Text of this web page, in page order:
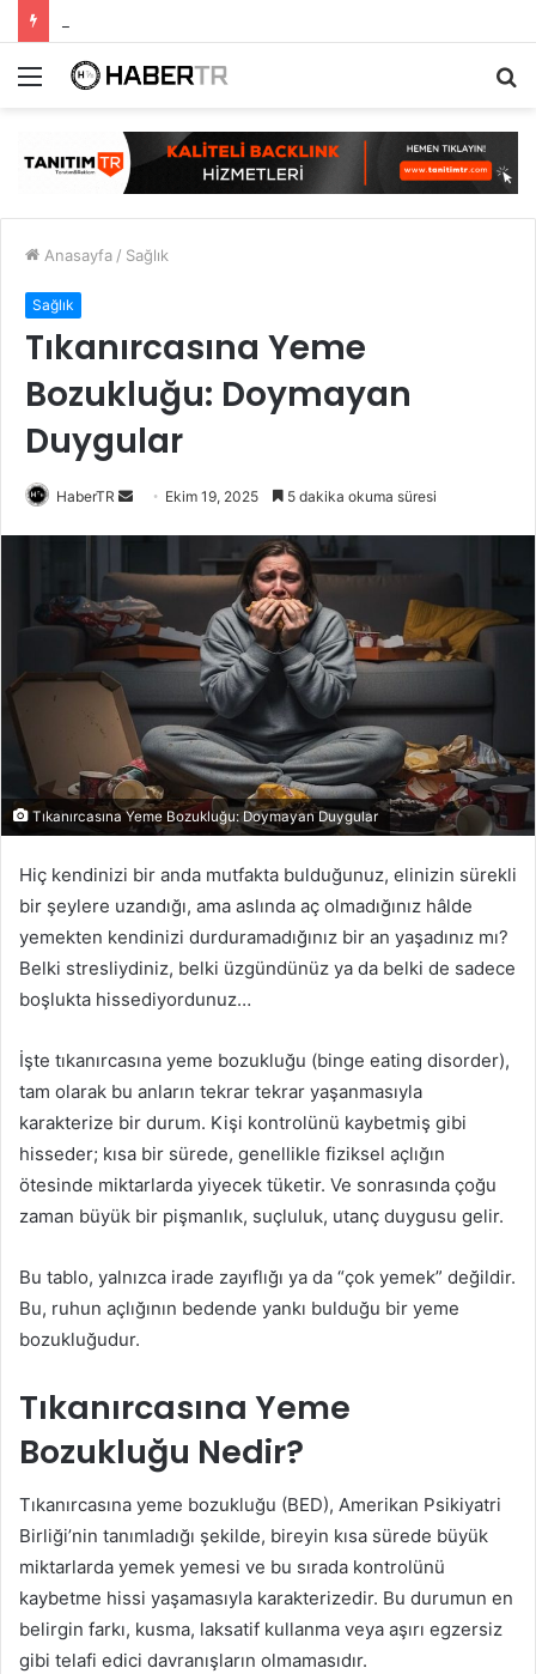
Menü
Anasayfa / Sağlık
Sağlık
Tıkanırcasına Yeme
Bozukluğu: Doymayan
Duygular
HaberTR
Bir
göndermek
Ekim 19, 2025 5 dakika okuma süresi
Tıkanırcasına Yeme Bozukluğu: Doymayan Duygular
Hiç kendinizi bir anda mutfakta bulduğunuz, elinizin sürekli
bir şeylere uzandığı, ama aslında aç olmadığınız hâlde
yemekten kendinizi durduramadığınız bir an yaşadınız mı?
Belki stresliydiniz, belki üzgündünüz ya da belki de sadece
boşlukta hissediyordunuz…
İşte tıkanırcasına yeme bozukluğu (binge eating disorder),
tam olarak bu anların tekrar tekrar yaşanmasıyla
karakterize bir durum. Kişi kontrolünü kaybetmiş gibi
hisseder; kısa bir sürede, genellikle fiziksel açlığın
ötesinde miktarlarda yiyecek tüketir. Ve sonrasında çoğu
zaman büyük bir pişmanlık, suçluluk, utanç duygusu gelir.
Bu tablo, yalnızca irade zayıflığı ya da “çok yemek” değildir.
Bu, ruhun açlığının bedende yankı bulduğu bir yeme
bozukluğudur.
Tıkanırcasına Yeme
Bozukluğu Nedir?
Tıkanırcasına yeme bozukluğu (BED), Amerikan Psikiyatri
Birliği’nin tanımladığı şekilde, bireyin kısa sürede büyük
miktarlarda yemek yemesi ve bu sırada kontrolünü
kaybetme hissi yaşamasıyla karakterizedir. Bu durumun en
belirgin farkı, kusma, laksatif kullanma veya aşırı egzersiz
gibi telafi edici davranışların olmamasıdır.